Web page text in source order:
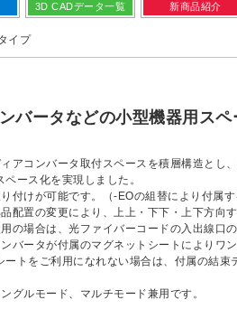
3D CADデータ一覧 新商品紹介
イプ
バータなどの小型機器用スペ
アコンバータ取付スペースを積層構造とし
ース化を実現しました。
付けが可能です。（-EOの組替により付属す
配置の変更により、上上・下下・上下方向
の場合は、光ファイバーコードの入出線口の
バータが付属のマグネットシートによりワ
トをご利用になれない場合は、付属の結束
グルモード、マルチモード兼用です。